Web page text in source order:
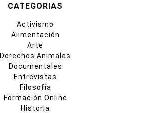
CATEGORIAS
Activismo
Alimentación
Arte
Derechos Animales
Documentales
Entrevistas
Filosofía
Formación Online
Historia